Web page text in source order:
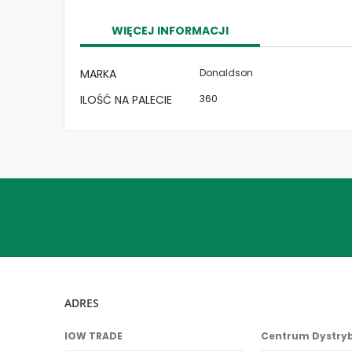
galleryWIĘCEJ INFORMACJI
Więcej
informacji
MARKA Donaldson
ILOŚĆ NA PALECIE 360
ADRES
IOW TRADE Centrum